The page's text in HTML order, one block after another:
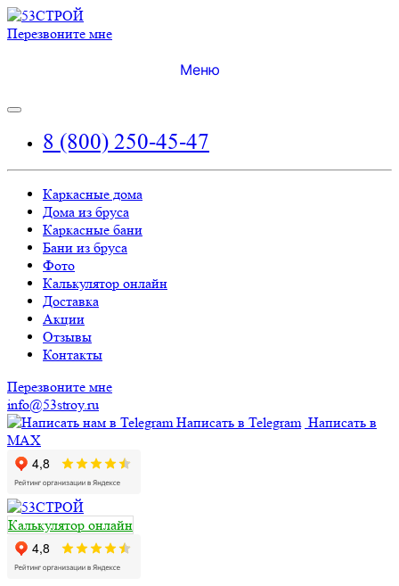
Перезвоните мне
Меню
8 (800) 250-45-47
Каркасные дома
Дома из бруса
Каркасные бани
Бани из бруса
Фото
Калькулятор онлайн
Доставка
Акции
Отзывы
Контакты
Перезвоните мне
info@53stroy.ru
Написать в Telegram Написать в
MAX
Калькулятор онлайн